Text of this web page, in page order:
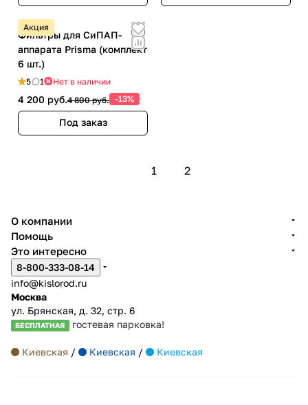
Акция
Фильтры для СиПАП-
аппарата Prisma (комплект
6 шт.)
5 1 Нет в наличии
4 200 руб.4 800 руб. -13%
Под заказ
1 2
О компании
Помощь
Это интересно
8-800-333-08-14
info@kislorod.ru
Москва
ул. Брянская, д. 32, стр. 6
БЕСПЛАТНАЯ гостевая парковка!
Киевская / Киевская / Киевская